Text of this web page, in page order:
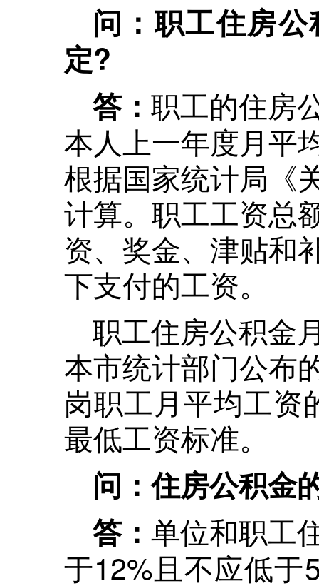
问：职工住房
定?
答：职工的住房
本人上一年度月平
根据国家统计局《
计算。职工工资总
资、奖金、津贴和
下支付的工资。
职工住房公积金
本市统计部门公布
岗职工月平均工资
最低工资标准。
问：住房公积金
答：单位和职工
于12%且不应低于